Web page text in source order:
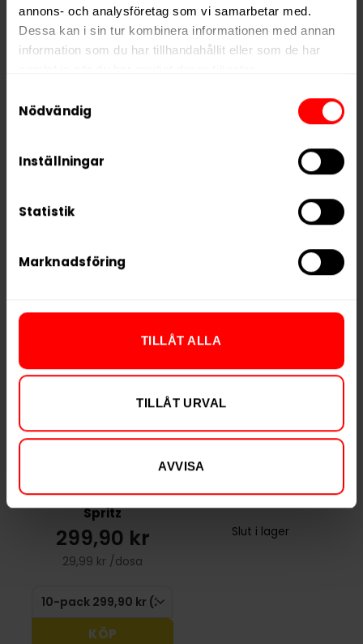
annons- och analysföretag som vi samarbetar med.
Dessa kan i sin tur kombinera informationen med annan
information som du har tillhandahållit eller som de har
We work with
who may receive and
Nödvändig
Inställningar
Statistik
Marknadsföring
TILLÅT ALLA
TILLÅT URVAL
AVVISA
Styrka
Stark
Nikotin per gram
16,4 mg/g
Vikt per dosa
Vikt per portion
RELATERADE PRODUKTER
Après Tangerine
Spritz
299,90 kr
29,99 kr /dosa
KÖP
Après Mint Mini
Slut i lager